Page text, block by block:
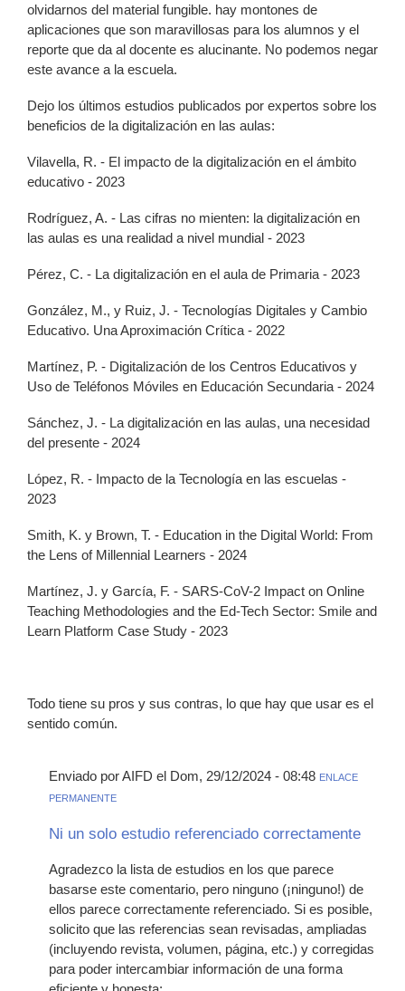
olvidarnos del material fungible. hay montones de
aplicaciones que son maravillosas para los alumnos y el
reporte que da al docente es alucinante. No podemos negar
este avance a la escuela.
Dejo los últimos estudios publicados por expertos sobre los
beneficios de la digitalización en las aulas:
Vilavella, R. - El impacto de la digitalización en el ámbito
educativo - 2023
Rodríguez, A. - Las cifras no mienten: la digitalización en
las aulas es una realidad a nivel mundial - 2023
Pérez, C. - La digitalización en el aula de Primaria - 2023
González, M., y Ruiz, J. - Tecnologías Digitales y Cambio
Educativo. Una Aproximación Crítica - 2022
Martínez, P. - Digitalización de los Centros Educativos y
Uso de Teléfonos Móviles en Educación Secundaria - 2024
Sánchez, J. - La digitalización en las aulas, una necesidad
del presente - 2024
López, R. - Impacto de la Tecnología en las escuelas -
2023
Smith, K. y Brown, T. - Education in the Digital World: From
the Lens of Millennial Learners - 2024
Martínez, J. y García, F. - SARS-CoV-2 Impact on Online
Teaching Methodologies and the Ed-Tech Sector: Smile and
Learn Platform Case Study - 2023
Todo tiene su pros y sus contras, lo que hay que usar es el
sentido común.
Enviado por AIFD el Dom, 29/12/2024 - 08:48 ENLACE
PERMANENTE
Ni un solo estudio referenciado correctamente
Agradezco la lista de estudios en los que parece
basarse este comentario, pero ninguno (¡ninguno!) de
ellos parece correctamente referenciado. Si es posible,
solicito que las referencias sean revisadas, ampliadas
(incluyendo revista, volumen, página, etc.) y corregidas
para poder intercambiar información de una forma